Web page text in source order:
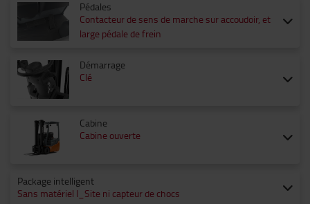
Pédales
Contacteur de sens de marche sur accoudoir, et
large pédale de frein
Démarrage
Clé
Cabine
Cabine ouverte
Package intelligent
Sans matériel I_Site ni capteur de chocs